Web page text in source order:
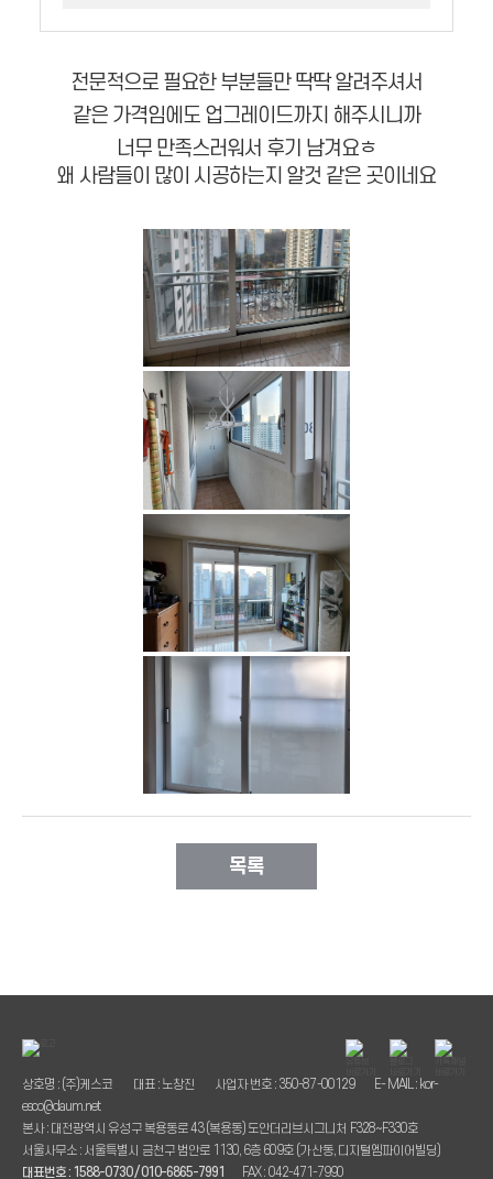
전문적으로 필요한 부분들만 딱딱 알려주셔서
같은 가격임에도 업그레이드까지 해주시니까
너무 만족스러워서 후기 남겨요ㅎ
왜 사람들이 많이 시공하는지 알것 같은 곳이네요
목록
상호명 : (주)케스코 대표 : 노창진 사업자 번호 : 350-87-00129
E- MAIL : kor-
esco@daum.net
본사 : 대전광역시 유성구 복용동로 43 (복용동) 도안더리브시그니처 F328~F330호
서울사무소 : 서울특별시 금천구 범안로 1130, 6층 609호 (가산동, 디지털엠파이어빌딩)
대표번호 : 1588-0730 / 010-6865-7991
FAX : 042-471-7990